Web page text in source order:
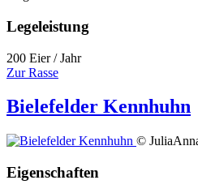
Legeleistung
200 Eier / Jahr
Zur Rasse
Bielefelder Kennhuhn
©
Eigenschaften